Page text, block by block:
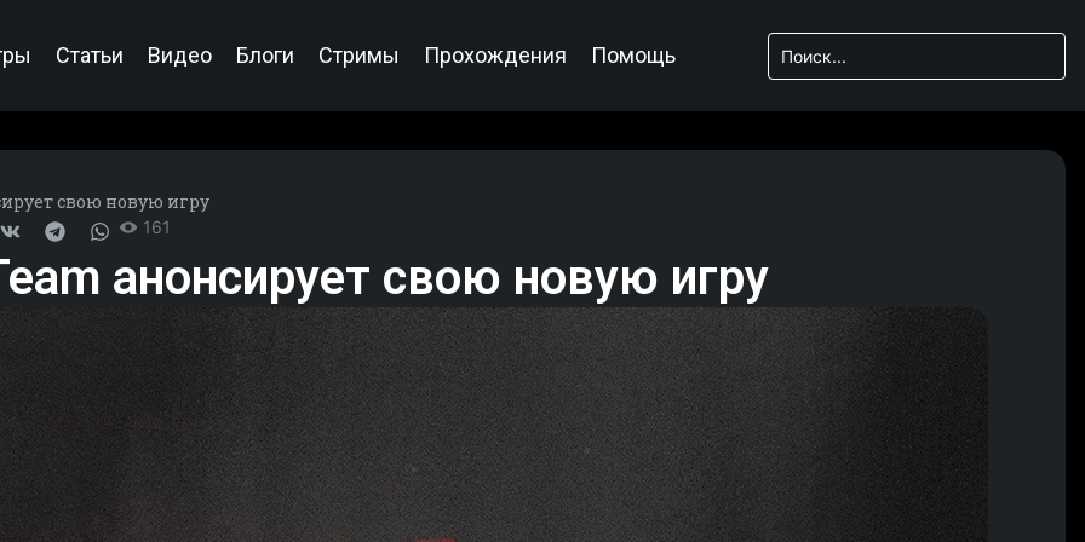
Статьи Видео Блоги Стримы Прохождения Помощь
свою новую игру
161
анонсирует свою новую игру